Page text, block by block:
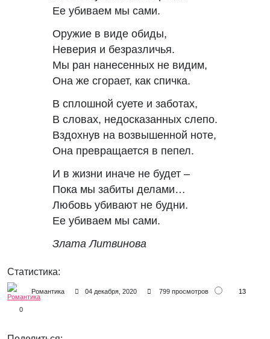
Ее убиваем мы сами.
Оружие в виде обиды,
Неверия и безразличья.
Мы ран нанесенных не видим,
Она же сгорает, как спичка.
В сплошной суете и заботах,
В словах, недосказанных слепо.
Вздохнув на возвышенной ноте,
Она превращается в пепел.
И в жизни иначе не будет –
Пока мы забиты делами…
Любовь убивают не будни.
Ее убиваем мы сами.
Злата Литвинова
Статистика:
Романтика 04 декабря, 2020 799 просмотров 13
0